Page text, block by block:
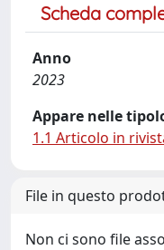
Scheda
Anno
2023
Appare nelle
1.1 Articolo in
File in questo
Non ci sono file